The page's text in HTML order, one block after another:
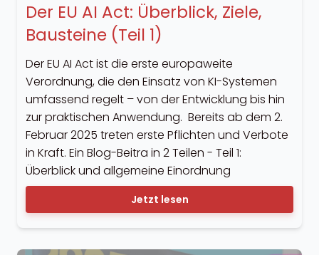
Der EU AI Act: Überblick, Ziele,
Bausteine (Teil 1)
Der EU AI Act ist die erste europaweite
Verordnung, die den Einsatz von KI-Systemen
umfassend regelt – von der Entwicklung bis hin
zur praktischen Anwendung. Bereits ab dem 2.
Februar 2025 treten erste Pflichten und Verbote
in Kraft. Ein Blog-Beitra in 2 Teilen - Teil 1:
Überblick und allgemeine Einordnung
Jetzt lesen